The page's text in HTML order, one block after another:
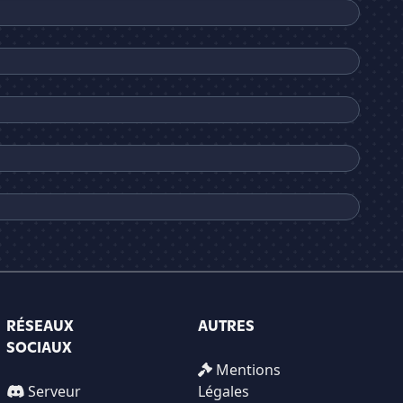
RÉSEAUX
SOCIAUX
Serveur
AUTRES
Mentions
Légales